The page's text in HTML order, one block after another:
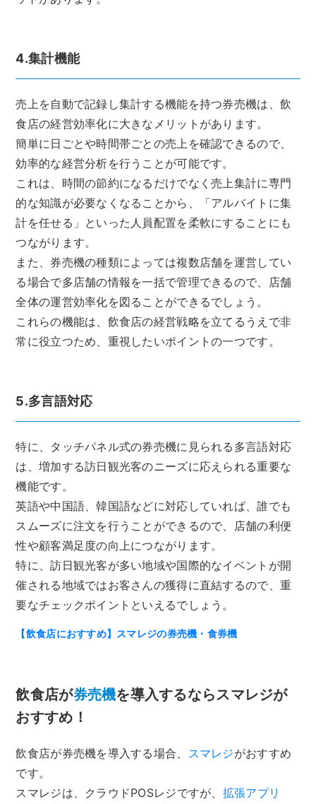
4.集計機能
売上を自動で記録し集計する機能を持つ券売機は、飲
食店の経営効率化に大きなメリットがあります。
簡単に日ごとや時間帯ごとの売上を確認できるので、
効率的な経営分析を行うことが可能です。
これは、時間の節約になるだけでなく売上集計に専門
的な知識が必要なくなることから、「アルバイトに集
計を任せる」といった人員配置を柔軟にすることにも
つながります。
また、券売機の種類によっては複数店舗を運営してい
る場合で多店舗の情報を一括で管理できるので、店舗
全体の運営効率化を図ることができるでしょう。
これらの機能は、飲食店の経営戦略を立てるうえで非
常に役立つため、重視したいポイントの一つです。
5.多言語対応
特に、タッチパネル式の券売機に見られる多言語対応
は、増加する訪日観光客のニーズに応えられる重要な
機能です。
英語や中国語、韓国語などに対応していれば、誰でも
スムーズに注文を行うことができるので、店舗の利便
性や顧客満足度の向上につながります。
特に、訪日観光客が多い地域や国際的なイベントが開
催される地域ではお客さんの獲得に直結するので、重
要なチェックポイントといえるでしょう。
【飲食店におすすめ】スマレジの券売機・食券機
飲食店が券売機を導入するならスマレジが
おすすめ！
飲食店が券売機を導入する場合、 スマレジがおすすめ
です。
スマレジは、クラウドPOSレジですが、 拡張アプリ